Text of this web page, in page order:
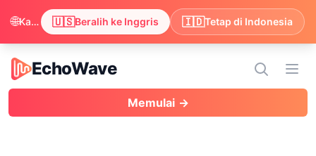
EchoWave
EchoWave
Memulai →
🌐 Kami melihat browser kamu lebih suka Inggris. Ingin beralih agar kontennya tampil dalam Inggris? 🇺🇸Beralih ke Inggris 🇮🇩Tetap di Indonesia